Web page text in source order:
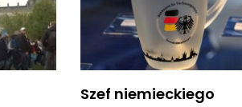
Szef niemieckiego